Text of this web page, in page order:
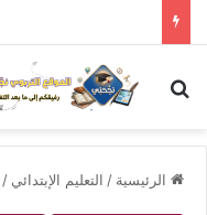
بحث عن
الرئيسية / التعليم الإبتدائي /